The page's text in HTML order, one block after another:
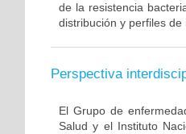
de la resistencia
distribución y perfiles de
Perspectiva
El Grupo de
Salud y el Instituto